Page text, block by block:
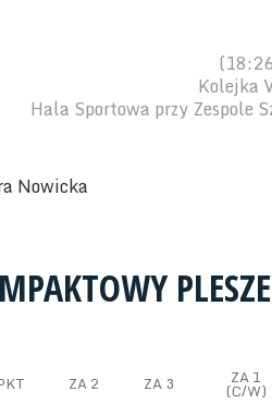
Kolejka
Hala Sportowa przy Zespole
Nowicka
ZA 2 ZA 3 ZA 1
(C/W)